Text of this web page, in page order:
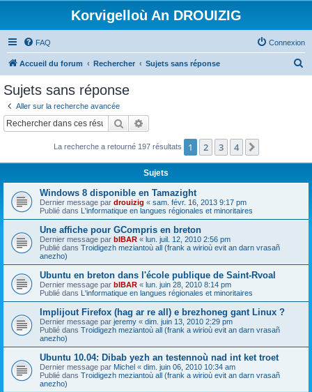
Korvigelloù An DROUIZIG
FAQ Connexion
Accueil du forum Rechercher Sujets sans réponse
c
Sujets sans réponse
Aller sur la recherche avancée
Rechercher
La recherche a retourné 197 résultats 1 2 3 4
Sujets
Windows 8 disponible en Tamazight
Dernier message par drouizig « sam. févr. 16, 2013 9:17 pm
Publié dans L'informatique en langues régionales et minoritaires
Une affiche pour GCompris en breton
Dernier message par bIBAR « lun. juil. 12, 2010 2:56 pm
Publié dans Troidigezh meziantoù all (frank a wirioù evit an darn vrasañ
anezho)
Ubuntu en breton dans l'école publique de Saint-Rvoal
Dernier message par bIBAR « lun. juin 28, 2010 8:14 pm
Publié dans L'informatique en langues régionales et minoritaires
Implijout Firefox (hag ar re all) e brezhoneg gant Linux ?
Dernier message par jeremy « dim. juin 13, 2010 2:29 pm
Publié dans Troidigezh meziantoù all (frank a wirioù evit an darn vrasañ
anezho)
Ubuntu 10.04: Dibab yezh an testennoù nad int ket troet
Dernier message par Michel « dim. juin 06, 2010 10:34 am
Publié dans Troidigezh meziantoù all (frank a wirioù evit an darn vrasañ
anezho)